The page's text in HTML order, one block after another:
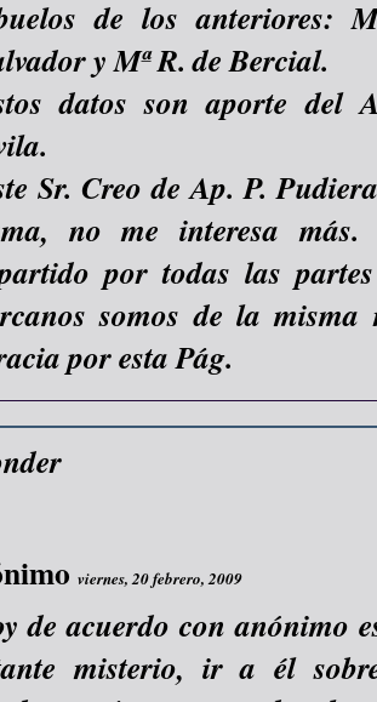
de los anteriores:
y Mª R. de Bercial.
datos son aporte del
Sr. Creo de Ap. P.
no me interesa más.
por todas las
somos de la
por esta Pág.
viernes, 20 febrero, 2009
de acuerdo con anónimo
misterio, ir a él